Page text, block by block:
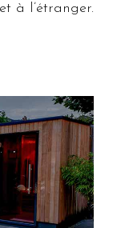
à l’étranger.